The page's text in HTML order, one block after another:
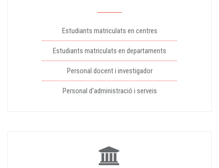
Estudiants matriculats en centres
Estudiants matriculats en departaments
Personal docent i investigador
Personal d'administració i serveis